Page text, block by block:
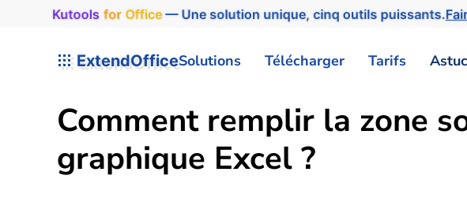
Kutools for Office— Une solution unique, cinq outils puissants.
ExtendOfficeSolutions Télécharger Tarifs
Comment remplir la zone
graphique Excel ?